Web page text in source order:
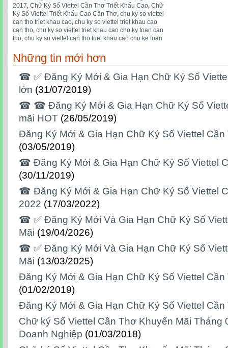
2017 Chữ Ký Số Viettel Cần Thơ Triết Khấu Cao Chữ
Ký Số Viettel Triết Khấu Cao Cần Thơ chu ky so viettel
can tho triet khau cao chu ky so viettel triet khau cao
can tho chu ky so viettel triet khau cao cho ky toan can
tho chu ky so viettel can tho triet khau cao cho ke toan
Những tin mới hơn
☎ ✅‎ Đăng Ký Mới & Gia Hạn Chữ Ký Số
lớn (31/07/2019)
☎ ☎ Đăng Ký Mới & Gia Hạn Chữ Ký Số
mãi HOT (26/05/2019)
Đăng Ký Mới & Gia Hạn Chữ Ký Số Viettel
(03/05/2019)
☎ Đăng Ký Mới & Gia Hạn Chữ Ký Số Viettel
(30/11/2019)
☎ Đăng Ký Mới & Gia Hạn Chữ Ký Số Viettel
2022 (17/03/2022)
☎ ✅‎ Đăng Ký Mới Và Gia Hạn Chữ Ký Số
Mãi (19/04/2026)
☎ ✅‎ Đăng Ký Mới Và Gia Hạn Chữ Ký Số
Mãi (13/03/2025)
Đăng Ký Mới & Gia Hạn Chữ Ký Số Viettel
(01/02/2019)
Đăng Ký Mới & Gia Hạn Chữ Ký Số Viettel Cần
Chữ ký Số Viettel Cần Thơ Khuyến Mãi Tháng
Doanh Nghiệp (01/03/2018)